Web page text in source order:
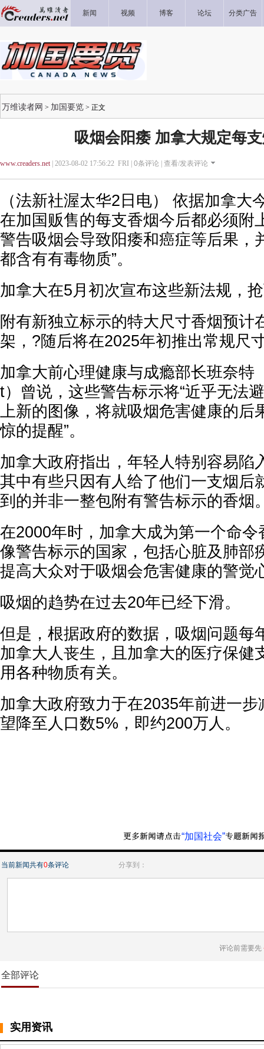
新闻 视频 博客 论坛 分类广告
万维读者网 > 加国要览 > 正文
吸烟会阳痿 加拿大规定每
www.creaders.net| 2023-08-02 17:56:22 FRI | 0条评论 | 查看/发表评论
（法新社渥太华2日电） 依据加拿大
在加国贩售的每支香烟今后都必须附
警告吸烟会导致阳痿和癌症等后果，
都含有有毒物质”。
加拿大在5月初次宣布这些新法规，
附有新独立标示的特大尺寸香烟预计
架，?随后将在2025年初推出常规尺
加拿大前心理健康与成瘾部长班奈特
t）曾说，这些警告标示将“近乎无法
上新的图像，将就吸烟危害健康的后
惊的提醒”。
加拿大政府指出，年轻人特别容易陷
其中有些只因有人给了他们一支烟后
到的并非一整包附有警告标示的香烟
在2000年时，加拿大成为第一个命
像警告标示的国家，包括心脏及肺部
提高大众对于吸烟会危害健康的警觉
吸烟的趋势在过去20年已经下滑。
但是，根据政府的数据，吸烟问题每
加拿大人丧生，且加拿大的医疗保健
用各种物质有关。
加拿大政府致力于在2035年前进一
望降至人口数5%，即约200万人。
“加国社会”
当前新闻共有0条评论 分享到：
评论前需要先
全部评论
实用资讯